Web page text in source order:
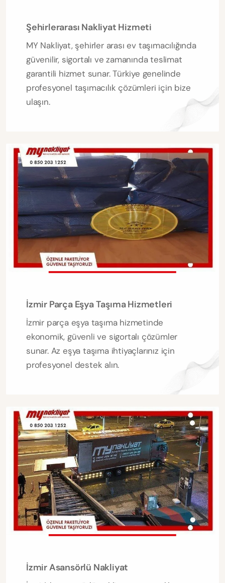
Şehirlerarası Nakliyat Hizmeti
MY Nakliyat, şehirler arası ev taşımacılığında
güvenilir, sigortalı ve zamanında teslimat
garantili hizmet sunar. Türkiye genelinde
profesyonel taşımacılık çözümleri için bize
ulaşın.
İzmir Parça Eşya Taşıma Hizmetleri
İzmir parça eşya taşıma hizmetinde
ekonomik, güvenli ve sigortalı çözümler
sunar. Az eşya taşıma ihtiyaçlarınız için
profesyonel destek alın.
İzmir Asansörlü Nakliyat